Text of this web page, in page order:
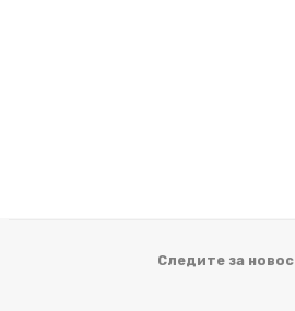
Следите за